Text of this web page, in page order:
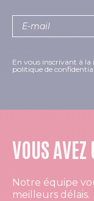
En vous inscrivant à
politique de
VOUS
Notre équipe
meilleurs délais.